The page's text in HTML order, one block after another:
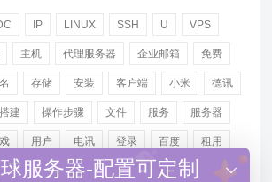
IP LINUX SSH U VPS
主机 代理服务器 企业邮箱 免费
存储 安装 客户端 小米 德讯
搭建 操作步骤 文件 服务 服务器
用户 电讯 登录 百度 租用
虚拟主机 证书 配置 阿里
服务器-配置可定制